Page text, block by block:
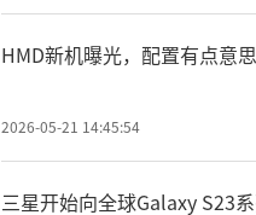
HMD新机曝光，配置有点意思
2026-05-21 14:45:54
三星开始向全球Galaxy S23